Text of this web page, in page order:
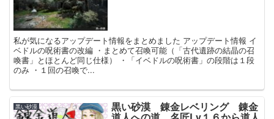
私が気になるアップデート情報をまとめました アップデート情報 イ
ベドルの呪術書の改編 ・まとめて召喚可能（「古代遺跡の結晶の召
喚書」とほとんど同じ仕様） ・「イベドルの呪術書」の段階は１段
のみ ・１回の召喚で...
黒い砂漠 黒い砂漠 錬金レベリング 錬金